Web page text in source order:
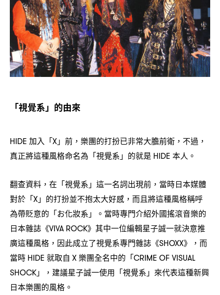
「視覺系」的由來
HIDE 加入「X」前 ， 樂團的打扮已非常大膽前衛 ， 不過 ，
真正將這種風格命名為「視覺系」的就是 HIDE 本人。
翻查資料 ， 在「視覺系」這一名詞出現前 ， 當時日本媒體
對於「X」的打扮並不抱太大好感 ， 而且將這種風格稱呼
為帶貶意的「お化妝系」。當時專門介紹外國搖滾音樂的
日本雜誌《VIVA ROCK》其中一位編輯星子誠一就決意推
廣這種風格 ， 因此成立了視覺系專門雜誌《SHOXX》 ， 而
當時 HIDE 就取自 X樂團全名中的「CRIME OF VISUAL
SHOCK」 ， 建議星子誠一使用「視覺系」來代表這種新興
日本樂團的風格。